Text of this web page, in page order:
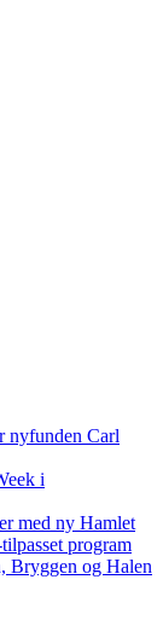
nyfunden Carl
i
med ny Hamlet
program
Bryggen og Halen